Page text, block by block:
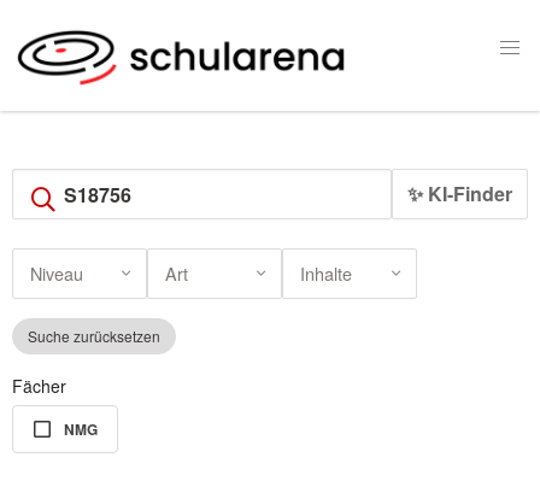
✨ KI-Finder
Niveau Art Inhalte
Suche zurücksetzen
Fächer
NMG